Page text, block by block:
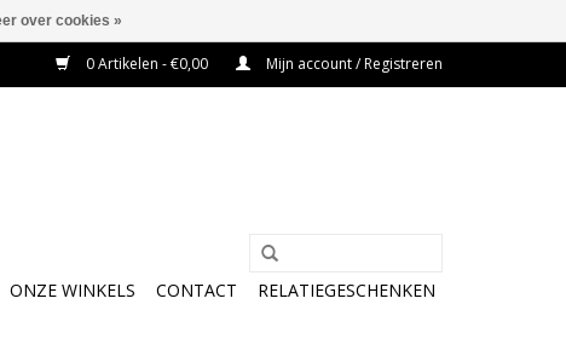
0 Artikelen - €0,00 Mijn account / Registreren
ONZE WINKELS CONTACT RELATIEGESCHENKEN
over cookies »